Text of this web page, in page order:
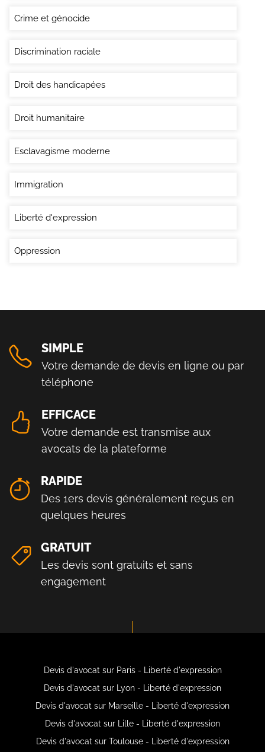
Crime et génocide
Discrimination raciale
Droit des handicapées
Droit humanitaire
Esclavagisme moderne
Immigration
Liberté d'expression
Oppression
SIMPLE
Votre demande de devis en ligne ou par
téléphone
EFFICACE
Votre demande est transmise aux
avocats de la plateforme
RAPIDE
Des 1ers devis généralement reçus en
quelques heures
GRATUIT
Les devis sont gratuits et sans
engagement
Devis d'avocat sur Paris - Liberté d'expression
Devis d'avocat sur Lyon - Liberté d'expression
Devis d'avocat sur Marseille - Liberté d'expression
Devis d'avocat sur Lille - Liberté d'expression
Devis d'avocat sur Toulouse - Liberté d'expression